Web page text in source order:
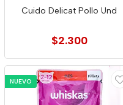
Cuido Delicat Pollo Und
$2.300
NUEVO